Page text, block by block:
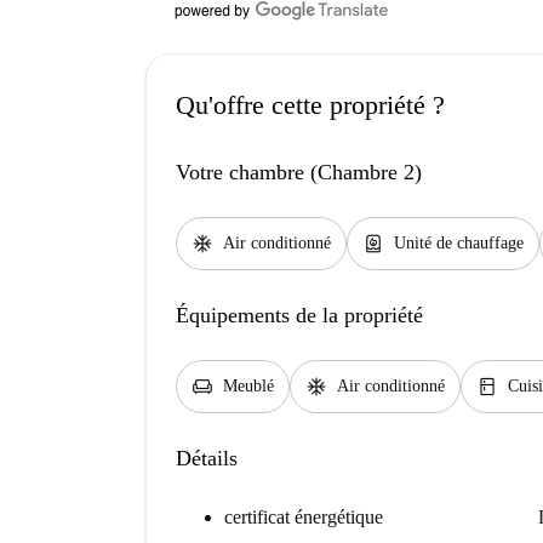
Qu'offre cette propriété ?
Votre chambre (Chambre 2)
ac_unit Air conditionné water_heater Unité de chauffage
Équipements de la propriété
chair Meublé ac_unit Air conditionné kitchen
Détails
certificat énergétique